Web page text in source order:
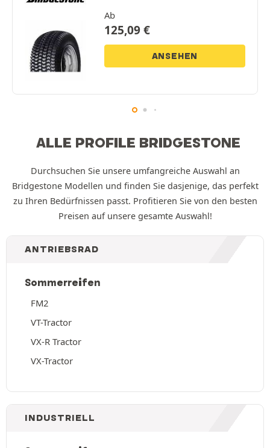
Ab
125,09€
ANSEHEN
ALLE PROFILE BRIDGESTONE
Durchsuchen Sie unsere umfangreiche Auswahl an
Bridgestone Modellen und finden Sie dasjenige, das perfekt
zu Ihren Bedürfnissen passt. Profitieren Sie von den besten
Preisen auf unsere gesamte Auswahl!
ANTRIEBSRAD
Sommerreifen
FM2
VT-Tractor
VX-R Tractor
VX-Tractor
INDUSTRIELL